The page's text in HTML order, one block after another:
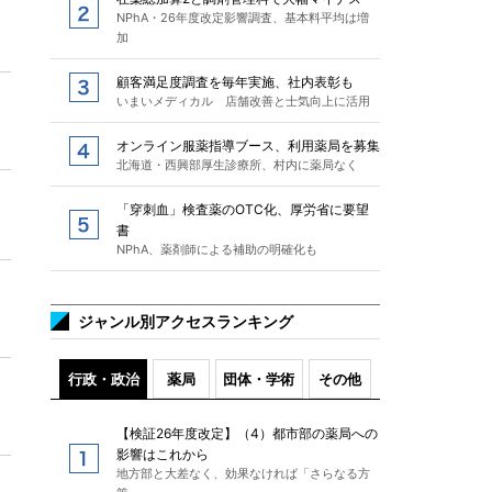
NPhA・26年度改定影響調査、基本料平均は増
加
顧客満足度調査を毎年実施、社内表彰も
いまいメディカル 店舗改善と士気向上に活用
オンライン服薬指導ブース、利用薬局を募集
北海道・西興部厚生診療所、村内に薬局なく
「穿刺血」検査薬のOTC化、厚労省に要望
書
NPhA、薬剤師による補助の明確化も
ジャンル別アクセスランキング
行政・政治 薬局 団体・学術 その他
【検証26年度改定】（4）都市部の薬局への
影響はこれから
地方部と大差なく、効果なければ「さらなる方